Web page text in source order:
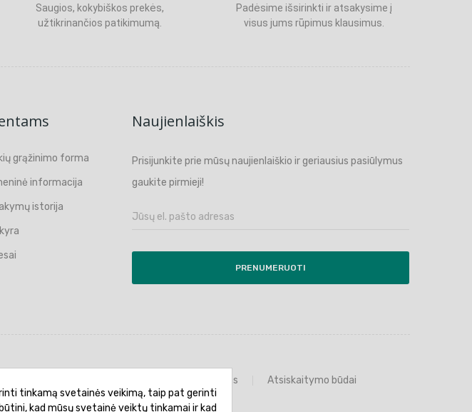
Saugios, kokybiškos prekės,
užtikrinančios patikimumą.
Padėsime išsirinkti ir atsakysime į
visus jums rūpimus klausimus.
grąžinimo forma
informacija
istorija
Naujienlaiškis
Prisijunkite prie mūsų naujienlaiškio ir geriausius pasiūlymus
gaukite pirmieji!
PRENUMERUOTI
Prekių grąžinimas
Atsiskaitymo būdai
tinkamą svetainės veikimą, taip pat gerinti
kad mūsų svetainė veiktų tinkamai ir kad